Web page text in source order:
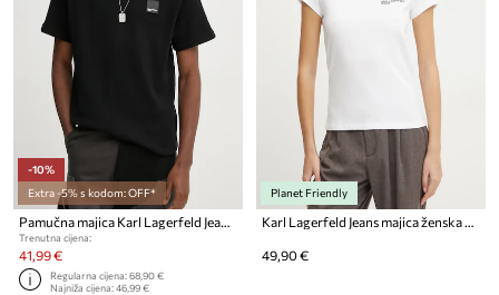
-10%
Extra -5% s kodom: OFF*
Pamučna majica Karl Lagerfeld Jeans
Trenutna cijena:
41,99 €
Regularna cijena:68,90 €
Najniža cijena:46,99 €
Planet Friendly
Karl Lagerfeld Jeans majica ženska od pamuka
49,90 €